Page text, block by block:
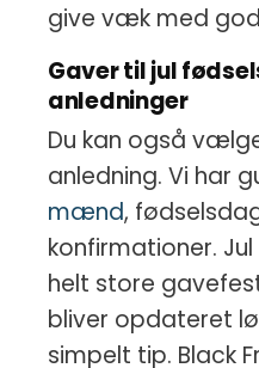
give væk med
Gaver til jul
anledninger
Du kan også
anledning. Vi har
mænd,
konfirmationer.
helt store
bliver opdateret
simpelt tip. Black